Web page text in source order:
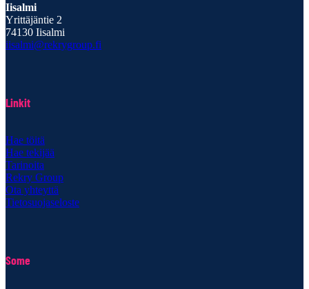
Iisalmi
Yrittäjäntie 2
74130 Iisalmi
iisalmi@rekrygroup.fi
Linkit
Hae töitä
Hae tekijää
Tarinoita
Rekry Group
Ota yhteyttä
Tietosuojaseloste
Some